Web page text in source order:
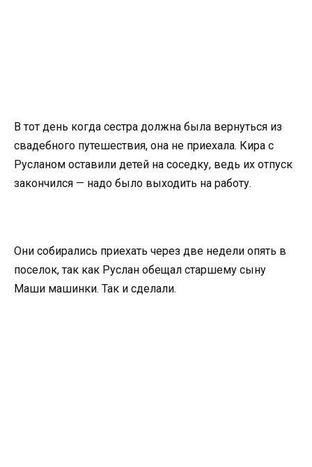
В тот день когда сестра должна была вернуться из
свадебного путешествия, она не приехала. Кира с
Русланом оставили детей на соседку, ведь их отпуск
закончился — надо было выходить на работу.
Они собирались приехать через две недели опять в
поселок, так как Руслан обещал старшему сыну
Маши машинки. Так и сделали.